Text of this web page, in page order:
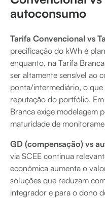
autoconsumo
Tarifa Convencional vs
precificação do kWh é
enquanto, na Tarifa
ser altamente sensível ao
ponta/intermediário, o
reputação do portfólio.
Branca exige modelagem
maturidade de
GD (compensação) vs
via SCEE continua
econômica aumenta o
soluções que reduzam
integrador e para o dono